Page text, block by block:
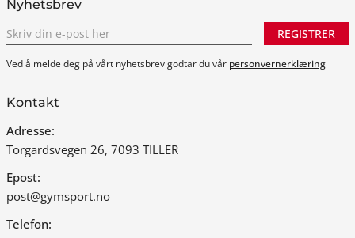
Nyhetsbrev
REGISTRER
Ved å melde deg på vårt nyhetsbrev godtar du vår personvernerklæring
Kontakt
Adresse:
Torgardsvegen 26, 7093 TILLER
Epost:
post@gymsport.no
Telefon: